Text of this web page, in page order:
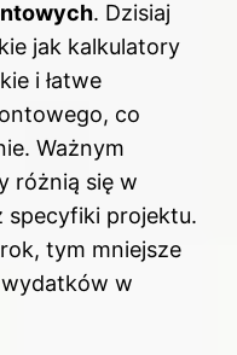
. Dzisiaj
jak kalkulatory
i łatwe
co
Ważnym
różnią się w
specyfiki projektu.
tym mniejsze
w